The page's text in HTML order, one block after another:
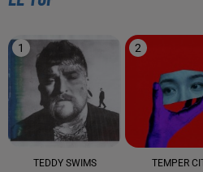
1
TEDDY SWIMS
2
TEMPER